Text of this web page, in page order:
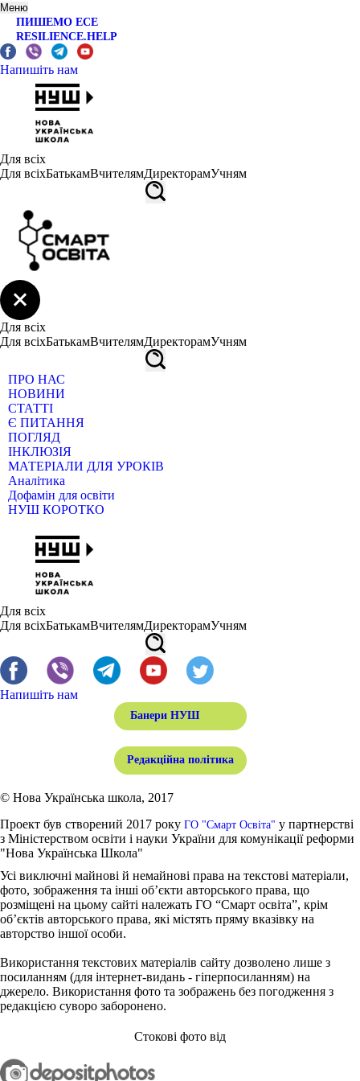
Меню
ПИШЕМО ЕСЕ
RESILIENCE.HELP
Напишіть нам
Для всіх
Для всіхБатькамВчителямДиректорамУчням
Для всіх
Для всіхБатькамВчителямДиректорамУчням
ПРО НАС
НОВИНИ
СТАТТІ
Є ПИТАННЯ
ПОГЛЯД
ІНКЛЮЗІЯ
МАТЕРІАЛИ ДЛЯ УРОКІВ
Аналітика
Дофамін для освіти
НУШ КОРОТКО
Для всіх
Для всіхБатькамВчителямДиректорамУчням
Напишіть нам
Банери НУШ
Редакційна політика
© Нова Українська школа, 2017
Проект був створений 2017 року ГО "Смарт Освіта" у партнерстві
з Міністерством освіти і науки України для комунікації реформи
"Нова Українська Школа"
Усі виключні майнові й немайнові права на текстові матеріали,
фото, зображення та інші об’єкти авторського права, що
розміщені на цьому сайті належать ГО “Смарт освіта”, крім
об’єктів авторського права, які містять пряму вказівку на
авторство іншої особи.
Використання текстових матеріалів сайту дозволено лише з
посиланням (для інтернет-видань - гіперпосиланням) на
джерело. Використання фото та зображень без погодження з
редакцією суворо заборонено.
Стокові фото від